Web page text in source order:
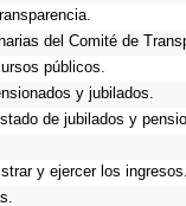
del Comité de
públicos.
y jubilados.
de jubilados y
y ejercer los